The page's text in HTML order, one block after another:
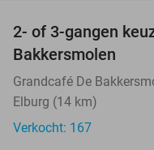
2- of 3-gangen
Bakkersmolen
Grandcafé De
Elburg (14 km)
Verkocht: 167